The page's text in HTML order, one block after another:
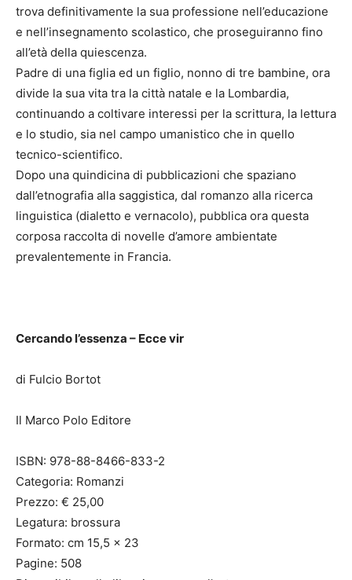
trova definitivamente la sua professione nell’educazione
e nell’insegnamento scolastico, che proseguiranno fino
all’età della quiescenza.
Padre di una figlia ed un figlio, nonno di tre bambine, ora
divide la sua vita tra la città natale e la Lombardia,
continuando a coltivare interessi per la scrittura, la lettura
e lo studio, sia nel campo umanistico che in quello
tecnico-scientifico.
Dopo una quindicina di pubblicazioni che spaziano
dall’etnografia alla saggistica, dal romanzo alla ricerca
linguistica (dialetto e vernacolo), pubblica ora questa
corposa raccolta di novelle d’amore ambientate
prevalentemente in Francia.
Cercando l’essenza – Ecce vir
di Fulcio Bortot
Il Marco Polo Editore
ISBN: 978-88-8466-833-2
Categoria: Romanzi
Prezzo: € 25,00
Legatura: brossura
Formato: cm 15,5 x 23
Pagine: 508